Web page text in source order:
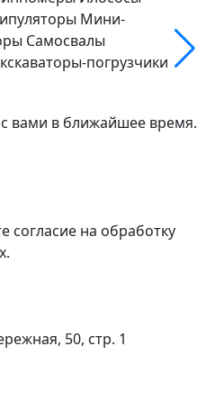
Мини-
Самосвалы
погрузчики
вами в ближайшее время.
согласие на обработку
50, стр. 1